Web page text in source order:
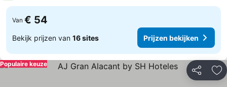
Van € 54
Bekijk prijzen van 16 sites Prijzen bekijken
Delen
Populaire keuze